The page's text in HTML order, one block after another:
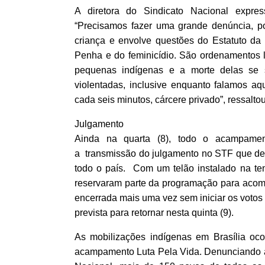
A diretora do Sindicato Nacional
“Precisamos fazer uma grande denúncia,
criança e envolve questões do Estatuto
Penha e do feminicídio. São
pequenas indígenas e a morte delas
violentadas, inclusive enquanto falamos
cada seis minutos, cárcere privado”,
Julgamento
Ainda na quarta (8), todo o
a transmissão do julgamento no STF que
todo o país. Com um telão instalado na
reservaram parte da programação para
encerrada mais uma vez sem iniciar os
prevista para retornar nesta quinta (9).
As mobilizações indígenas em Brasília
acampamento Luta Pela Vida.